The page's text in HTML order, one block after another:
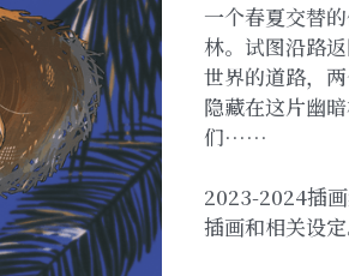
一个春夏交替
林。试图沿路
世界的道路，
隐藏在这片幽
们……
2023-2024插
插画和相关设定